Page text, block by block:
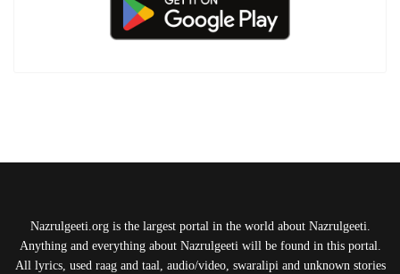
Nazrulgeeti.org is the largest portal in the world about Nazrulgeeti.
Anything and everything about Nazrulgeeti will be found in this portal.
All lyrics, used raag and taal, audio/video, swaralipi and unknown stories